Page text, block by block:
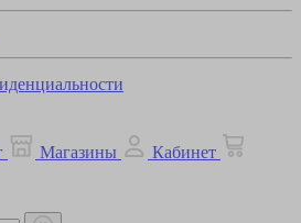
Магазины
Кабинет